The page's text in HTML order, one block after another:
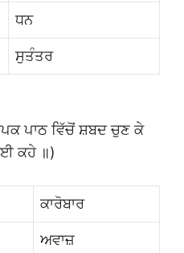
ਧਨ
ਸੁਤੰਤਰ
ਪਾਠ ਵਿੱਚੋਂ ਸ਼ਬਦ ਚੁਣ ਕੇ
ਕਹੇ ॥)
ਕਾਰੋਬਾਰ
ਅਵਾਜ਼